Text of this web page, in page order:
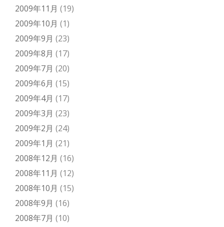
2009年11月 (19)
2009年10月 (1)
2009年9月 (23)
2009年8月 (17)
2009年7月 (20)
2009年6月 (15)
2009年4月 (17)
2009年3月 (23)
2009年2月 (24)
2009年1月 (21)
2008年12月 (16)
2008年11月 (12)
2008年10月 (15)
2008年9月 (16)
2008年7月 (10)